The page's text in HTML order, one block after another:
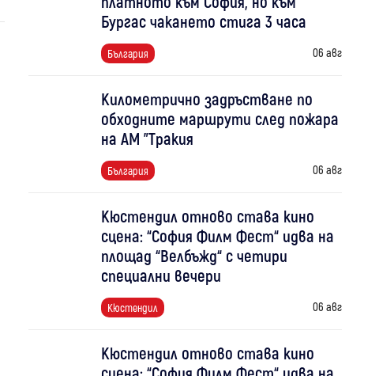
Бургас чакането стига 3 часа
България 06 авг
Километрично задръстване по
обходните маршрути след пожара
на АМ "Тракия
България 06 авг
Кюстендил отново става кино
сцена: “София Филм Фест“ идва на
площад “Велбъжд“ с четири
специални вечери
Кюстендил 06 авг
Кюстендил отново става кино